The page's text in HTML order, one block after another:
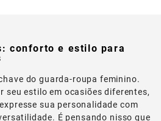
conforto e estilo para
do guarda-roupa feminino.
seu estilo em ocasiões diferentes,
sua personalidade com
É pensando nisso que